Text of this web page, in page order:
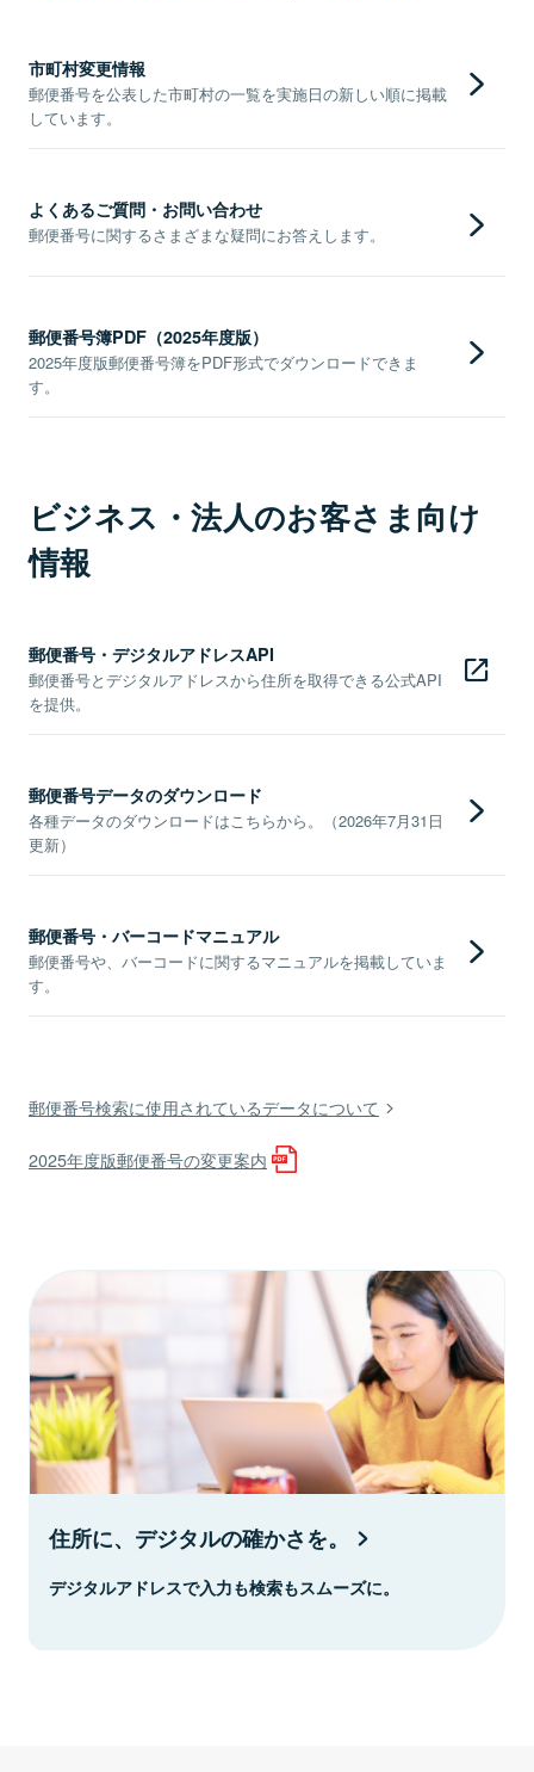
市町村変更情報
郵便番号を公表した市町村の一覧を実施日の新しい順に掲載
しています。
よくあるご質問・お問い合わせ
郵便番号に関するさまざまな疑問にお答えします。
郵便番号簿PDF（2025年度版）
2025年度版郵便番号簿をPDF形式でダウンロードできま
す。
ビジネス・法人のお客さま向け
情報
郵便番号・デジタルアドレスAPI
郵便番号とデジタルアドレスから住所を取得できる公式API
を提供。
郵便番号データのダウンロード
各種データのダウンロードはこちらから。（2026年7月31日
更新）
郵便番号・バーコードマニュアル
郵便番号や、バーコードに関するマニュアルを掲載していま
す。
郵便番号検索に使用されているデータについて
2025年度版郵便番号の変更案内
住所に、デジタルの確かさを。
デジタルアドレスで入力も検索もスムーズに。